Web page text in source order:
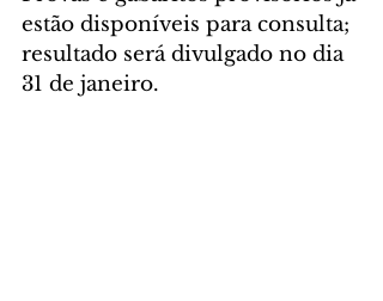
estão disponíveis para consulta;
resultado será divulgado no dia
31 de janeiro.